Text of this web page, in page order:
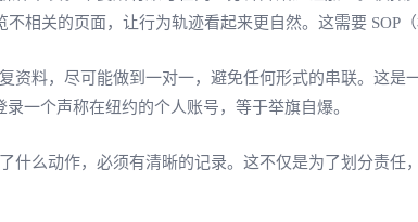
相关的页面，让行为轨迹看起来更自然。这需要 SOP
资料，尽可能做到一对一，避免任何形式的串联。这
一个声称在纽约的个人账号，等于举旗自爆。
什么动作，必须有清晰的记录。这不仅是为了划分责